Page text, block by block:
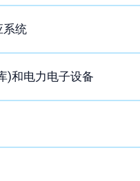
系统
)和电力电子设备